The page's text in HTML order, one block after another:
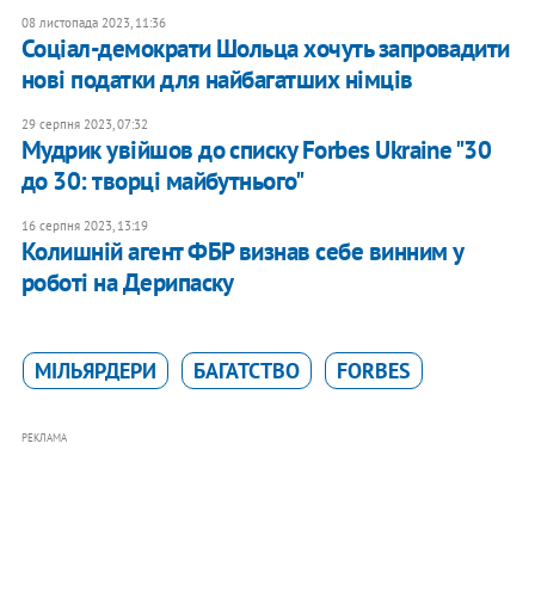
08 листопада 2023, 11:36
Соціал-демократи Шольца хочуть запровадити
нові податки для найбагатших німців
29 серпня 2023, 07:32
Мудрик увійшов до списку Forbes Ukraine "30
до 30: творці майбутнього"
16 серпня 2023, 13:19
Колишній агент ФБР визнав себе винним у
роботі на Дерипаску
МІЛЬЯРДЕРИ БАГАТСТВО FORBES
РЕКЛАМА